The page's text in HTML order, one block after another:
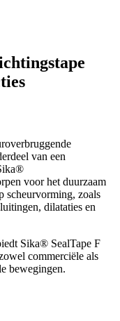
van een
voor het duurzaam
scheurvorming, zoals
dilataties en
Sika® SealTape F
commerciële als
bewegingen.